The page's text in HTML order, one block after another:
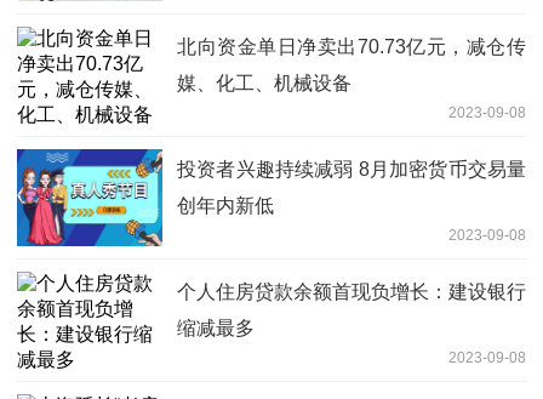
北向资金单日净卖出70.73亿元，减仓传
媒、化工、机械设备
2023-09-08
投资者兴趣持续减弱 8月加密货币交易量
创年内新低
2023-09-08
个人住房贷款余额首现负增长：建设银行
缩减最多
2023-09-08